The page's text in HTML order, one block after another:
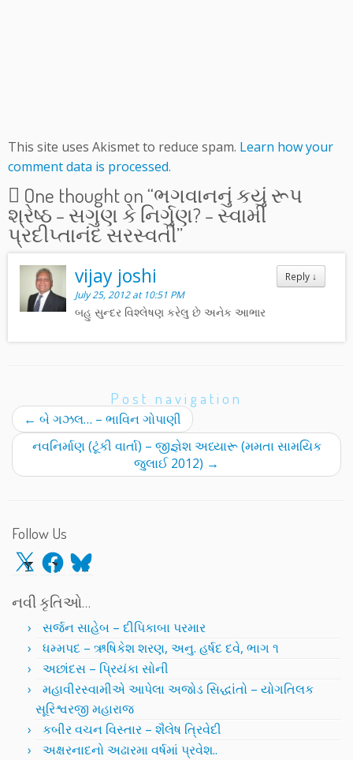
This site uses Akismet to reduce spam. Learn how your
comment data is processed.
One thought on “ભગવાનનું કયું રૂપ
શ્રેષ્ઠ – સગુણ કે નિર્ગુણ? – સ્વામી
પ્રદીપ્તાનંદ સરસ્વતી”
Reply ↓
vijay joshi
July 25, 2012 at 10:51 PM
બહુ સુન્દર વિશ્લેષણ કરેલુ છે અનેક આભાર
Post navigation
← બે ગઝલ… – ભાવિન ગોપાણી
નવનિર્માણ (ટૂંકી વાર્તા) – જીજ્ઞેશ અધ્યારૂ (મમતા સામયિક
જુલાઈ 2012) →
Follow Us
X Facebook
Bluesky
નવી કૃતિઓ…
સર્જન સાહેબ – દીપિકાબા પરમાર
ધમ્મપદ – ઋષિકેશ શરણ, અનુ. હર્ષદ દવે, ભાગ ૧
અછાંદસ – પ્રિયંકા સોની
મહાવીરસ્વામીએ આપેલા અજોડ સિદ્ધાંતો – યોગતિલક
સૂરિશ્વરજી મહારાજ
કબીર વચન વિસ્તાર – શૈલેષ ત્રિવેદી
અક્ષરનાદનો અઢારમા વર્ષમાં પ્રવેશ..